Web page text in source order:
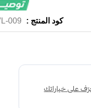
كود المنتج : 009